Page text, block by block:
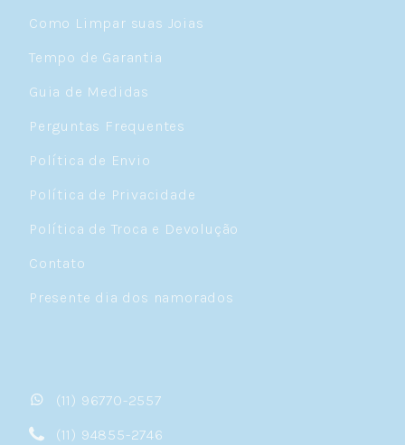
Como Limpar suas Joias
Tempo de Garantia
Guia de Medidas
Perguntas Frequentes
Política de Envio
Política de Privacidade
Política de Troca e Devolução
Contato
Presente dia dos namorados
(11) 96770-2557
(11) 94855-2746